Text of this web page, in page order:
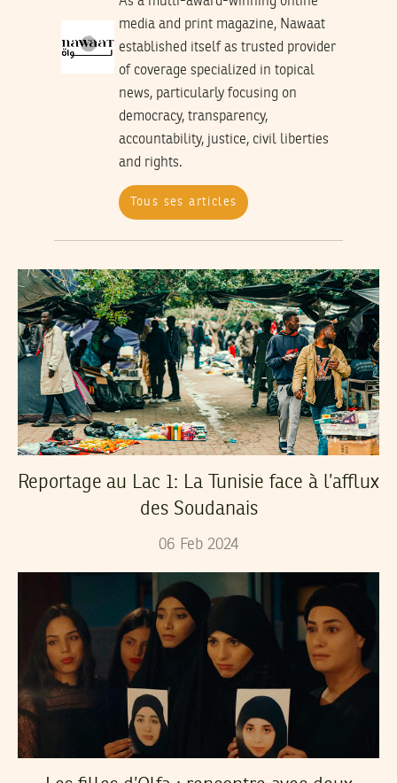
media and print magazine, Nawaat
established itself as trusted provider
of coverage specialized in topical
news, particularly focusing on
democracy, transparency,
accountability, justice, civil liberties
and rights.
Tous ses articles
Reportage au Lac 1: La Tunisie face à l’afflux
des Soudanais
06 Feb 2024